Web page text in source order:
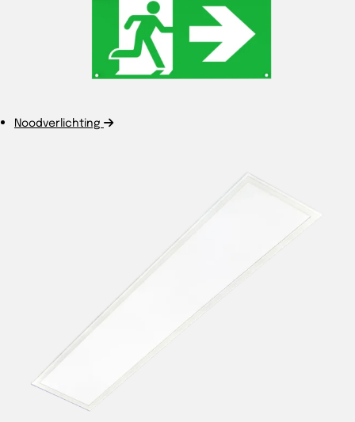
Noodverlichting